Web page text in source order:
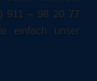
911 – 98 20 77
einfach unser